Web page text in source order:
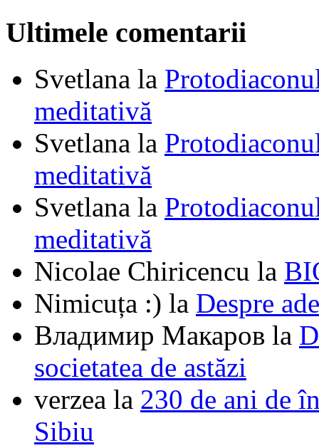
Ultimele comentarii
Svetlana la
meditativă
Svetlana la
meditativă
Svetlana la
meditativă
Nicolae Chiricencu la
Nimicuța :) la Despre
Владимир Макаров la
societatea de astăzi
verzea la 230 de ani de
Sibiu